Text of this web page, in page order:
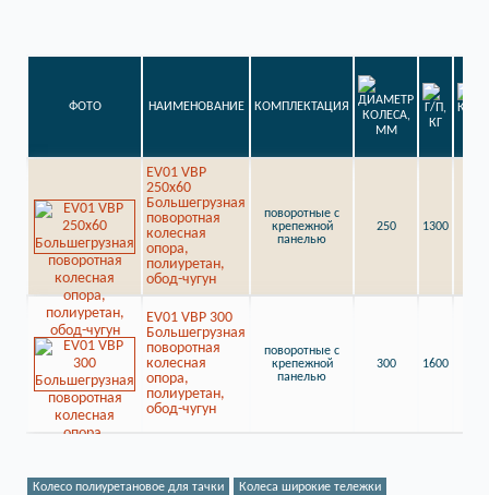
ФОТО НАИМЕНОВАНИЕ КОМПЛЕКТАЦИЯ
EV01 VBP
250x60
Большегрузная
поворотная
колесная
опора,
полиуретан,
обод-чугун
поворотные с
крепежной
панелью
250 1300
EV01 VBP 300
Большегрузная
поворотная
колесная
опора,
полиуретан,
обод-чугун
поворотные с
крепежной
панелью
300 1600
Колесо полиуретановое для тачки
Колеса широкие тележки